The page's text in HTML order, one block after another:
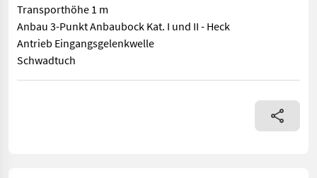
Transporthöhe 1 m
Anbau 3-Punkt Anbaubock Kat. I und II - Heck
Antrieb Eingangsgelenkwelle
Schwadtuch
FAVORIT A 275 ALP Arbeitsbreite 2.7 m Gewicht 353 kg